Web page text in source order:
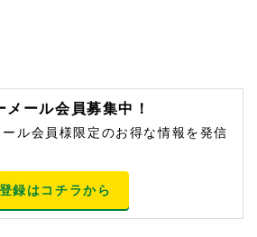
メール会員募集中！
ル会員様限定のお得な情報を発信
登録はコチラから